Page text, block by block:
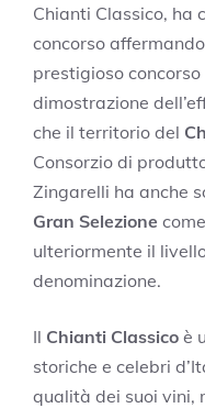
Chianti Classico, ha
concorso
prestigioso
dimostrazione
che il territorio del
Consorzio di
Zingarelli ha anche
Gran Selezione
ulteriormente il
denominazione.
Il Chianti Classico è
storiche e celebri
qualità dei suoi vini,